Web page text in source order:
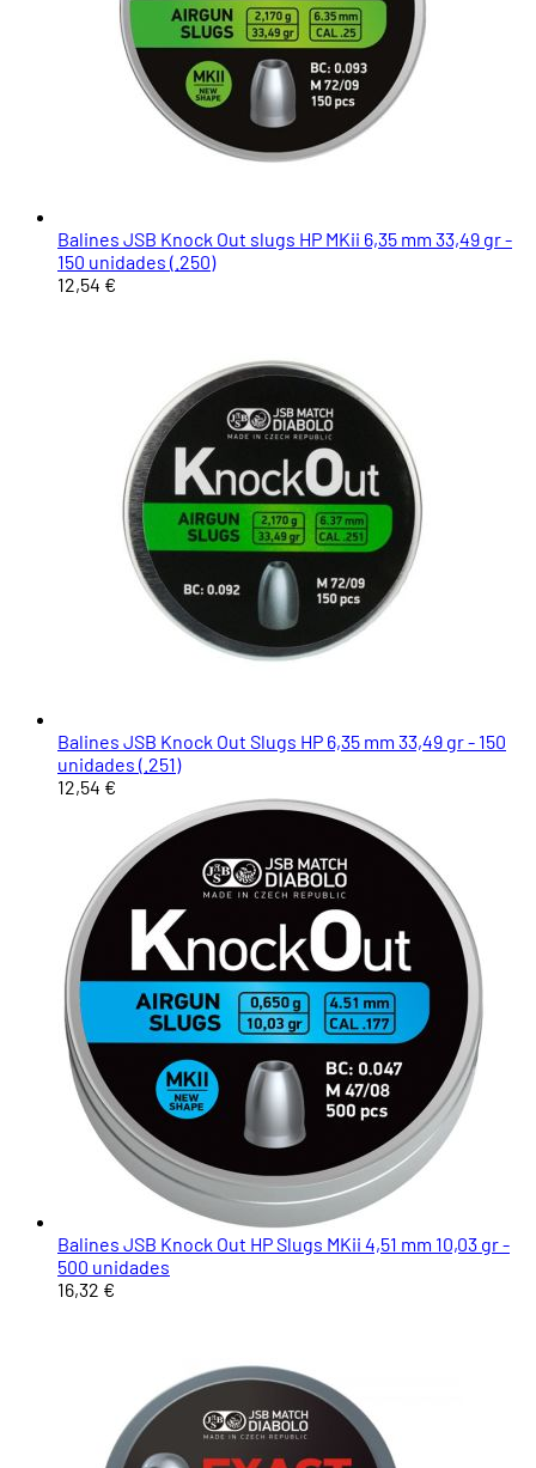
Balines JSB Knock Out slugs HP MKii 6,35 mm 33,49 gr -
150 unidades (.250)
12,54 €
Balines JSB Knock Out Slugs HP 6,35 mm 33,49 gr - 150
unidades (.251)
12,54 €
Balines JSB Knock Out HP Slugs MKii 4,51 mm 10,03 gr -
500 unidades
16,32 €